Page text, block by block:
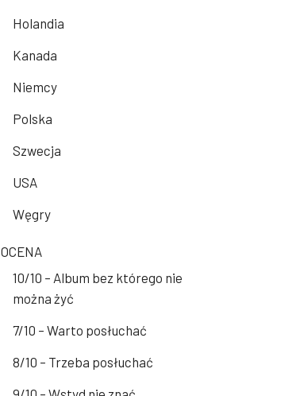
Holandia
Kanada
Niemcy
Polska
Szwecja
USA
Węgry
OCENA
10/10 – Album bez którego nie
można żyć
7/10 – Warto posłuchać
8/10 – Trzeba posłuchać